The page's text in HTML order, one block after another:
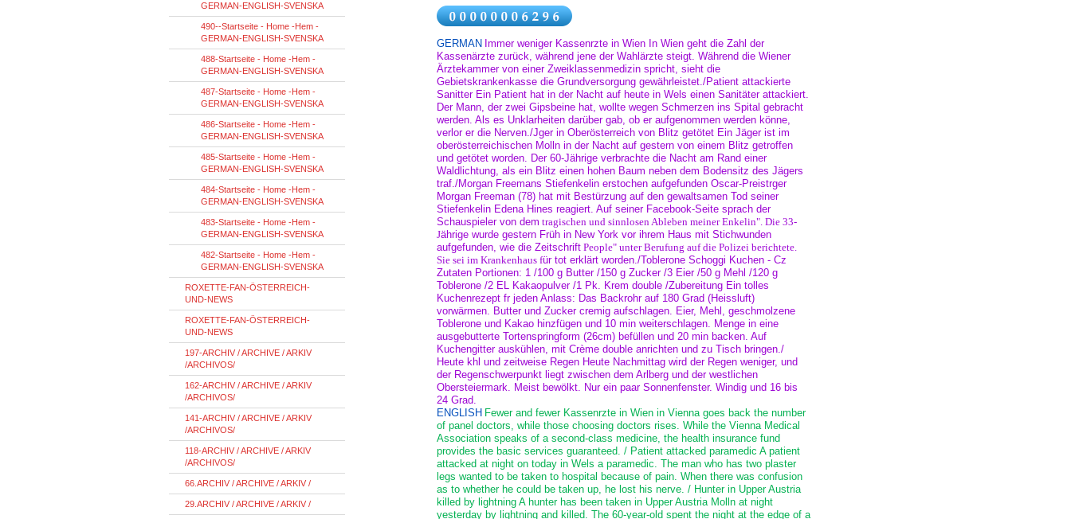
GERMAN Immer weniger Kassenrzte in Wien In Wien geht die Zahl der
Kassenärzte zurück, während jene der Wahlärzte steigt. Während die Wiener
Ärztekammer von einer Zweiklassenmedizin spricht, sieht die
Gebietskrankenkasse die Grundversorgung gewährleistet./Patient attackierte
Sanitter Ein Patient hat in der Nacht auf heute in Wels einen Sanitäter attackiert.
Der Mann, der zwei Gipsbeine hat, wollte wegen Schmerzen ins Spital gebracht
werden. Als es Unklarheiten darüber gab, ob er aufgenommen werden könne,
verlor er die Nerven./Jger in Oberösterreich von Blitz getötet Ein Jäger ist im
oberösterreichischen Molln in der Nacht auf gestern von einem Blitz getroffen
und getötet worden. Der 60-Jährige verbrachte die Nacht am Rand einer
Waldlichtung, als ein Blitz einen hohen Baum neben dem Bodensitz des Jägers
traf./Morgan Freemans Stiefenkelin erstochen aufgefunden Oscar-Preistrger
Morgan Freeman (78) hat mit Bestürzung auf den gewaltsamen Tod seiner
Stiefenkelin Edena Hines reagiert. Auf seiner Facebook-Seite sprach der
Schauspieler von dem tragischen und sinnlosen Ableben meiner Enkelin". Die 33-
Jährige wurde gestern Früh in New York vor ihrem Haus mit Stichwunden
aufgefunden, wie die Zeitschrift People" unter Berufung auf die Polizei berichtete.
Sie sei im Krankenhaus für tot erklärt worden./Toblerone Schoggi Kuchen - Cz
Zutaten Portionen: 1 /100 g Butter /150 g Zucker /3 Eier /50 g Mehl /120 g
Toblerone /2 EL Kakaopulver /1 Pk. Krem double /Zubereitung Ein tolles
Kuchenrezept fr jeden Anlass: Das Backrohr auf 180 Grad (Heissluft)
vorwärmen. Butter und Zucker cremig aufschlagen. Eier, Mehl, geschmolzene
Toblerone und Kakao hinzfügen und 10 min weiterschlagen. Menge in eine
ausgebutterte Tortenspringform (26cm) befüllen und 20 min backen. Auf
Kuchengitter auskühlen, mit Crème double anrichten und zu Tisch bringen./
Heute khl und zeitweise Regen Heute Nachmittag wird der Regen weniger, und
der Regenschwerpunkt liegt zwischen dem Arlberg und der westlichen
Obersteiermark. Meist bewölkt. Nur ein paar Sonnenfenster. Windig und 16 bis
24 Grad.
ENGLISH Fewer and fewer Kassenrzte in Wien in Vienna goes back the number
of panel doctors, while those choosing doctors rises. While the Vienna Medical
Association speaks of a second-class medicine, the health insurance fund
provides the basic services guaranteed. / Patient attacked paramedic A patient
attacked at night on today in Wels a paramedic. The man who has two plaster
legs wanted to be taken to hospital because of pain. When there was confusion
as to whether he could be taken up, he lost his nerve. / Hunter in Upper Austria
killed by lightning A hunter has been taken in Upper Austria Molln at night
yesterday by lightning and killed. The 60-year-old spent the night at the edge of a
GERMAN-ENGLISH-SVENSKA
490--Startseite - Home -Hem -
GERMAN-ENGLISH-SVENSKA
488-Startseite - Home -Hem -
GERMAN-ENGLISH-SVENSKA
487-Startseite - Home -Hem -
GERMAN-ENGLISH-SVENSKA
486-Startseite - Home -Hem -
GERMAN-ENGLISH-SVENSKA
485-Startseite - Home -Hem -
GERMAN-ENGLISH-SVENSKA
484-Startseite - Home -Hem -
GERMAN-ENGLISH-SVENSKA
483-Startseite - Home -Hem -
GERMAN-ENGLISH-SVENSKA
482-Startseite - Home -Hem -
GERMAN-ENGLISH-SVENSKA
ROXETTE-FAN-ÖSTERREICH-
UND-NEWS
ROXETTE-FAN-ÖSTERREICH-
UND-NEWS
197-ARCHIV / ARCHIVE / ARKIV
/ARCHIVOS/
162-ARCHIV / ARCHIVE / ARKIV
/ARCHIVOS/
141-ARCHIV / ARCHIVE / ARKIV
/ARCHIVOS/
118-ARCHIV / ARCHIVE / ARKIV
/ARCHIVOS/
66.ARCHIV / ARCHIVE / ARKIV /
29.ARCHIV / ARCHIVE / ARKIV /